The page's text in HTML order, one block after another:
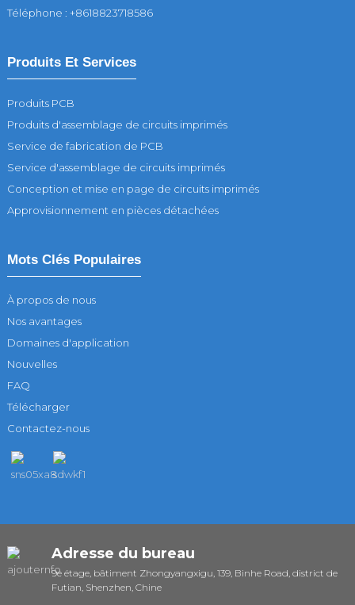
Téléphone : +8618823718586
Produits Et Services
Produits PCB
Produits d'assemblage de circuits imprimés
Service de fabrication de PCB
Service d'assemblage de circuits imprimés
Conception et mise en page de circuits imprimés
Approvisionnement en pièces détachées
Mots Clés Populaires
À propos de nous
Nos avantages
Domaines d'application
Nouvelles
FAQ
Télécharger
Contactez-nous
Adresse du bureau
9e étage, bâtiment Zhongyangxigu, 139, Binhe Road, district de
Futian, Shenzhen, Chine